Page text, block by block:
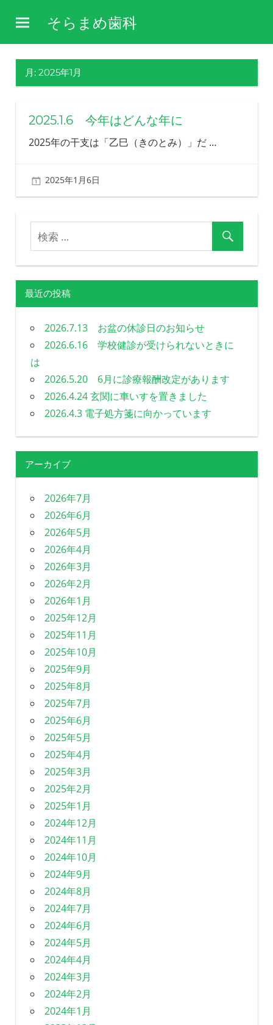
テ
そらまめ歯科
や
理
し、
の
を
え
る
歯
科
を
指
ま
月: 2025年1月
2025.1.6 今年はどんな年に
2025年の干支は「乙巳（きのとみ）」だ …
2025年1月6日
最近の投稿
2026.7.13 お盆の休診日のお知らせ
2026.6.16 学校健診が受けられないときに
は
2026.5.20 6月に診療報酬改定があります
2026.4.24 玄関に車いすを置きました
2026.4.3 電子処方箋に向かっています
アーカイブ
2026年7月
2026年6月
2026年5月
2026年4月
2026年3月
2026年2月
2026年1月
2025年12月
2025年11月
2025年10月
2025年9月
2025年8月
2025年7月
2025年6月
2025年5月
2025年4月
2025年3月
2025年2月
2025年1月
2024年12月
2024年11月
2024年10月
2024年9月
2024年8月
2024年7月
2024年6月
2024年5月
2024年4月
2024年3月
2024年2月
2024年1月